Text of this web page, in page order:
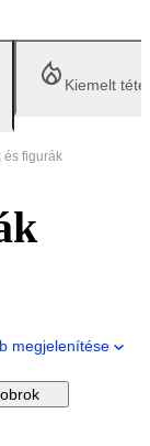
Kiemelt
és figurák
megjelenítése